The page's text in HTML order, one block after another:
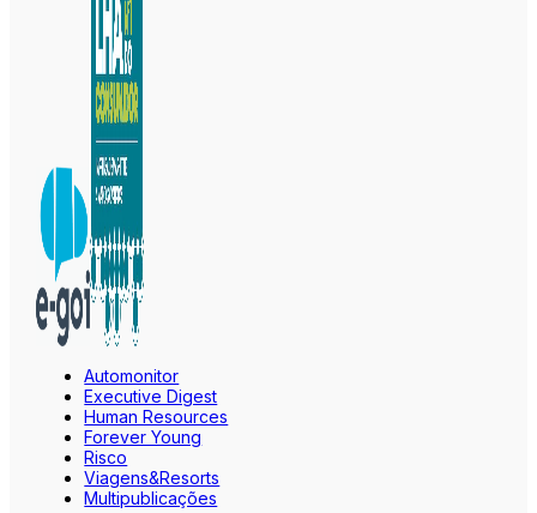
Automonitor
Executive Digest
Human Resources
Forever Young
Risco
Viagens&Resorts
Multipublicações